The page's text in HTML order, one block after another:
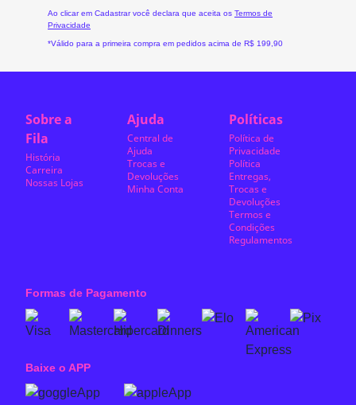
Ao clicar em Cadastrar você declara que aceita os Termos de
Privacidade
*Válido para a primeira compra em pedidos acima de R$ 199,90
Sobre a
Fila
História
Carreira
Nossas Lojas
Ajuda
Central de
Ajuda
Trocas e
Devoluções
Minha Conta
Políticas
Política de
Privacidade
Política
Entregas,
Trocas e
Devoluções
Termos e
Condições
Regulamentos
Formas de Pagamento
Baixe o APP